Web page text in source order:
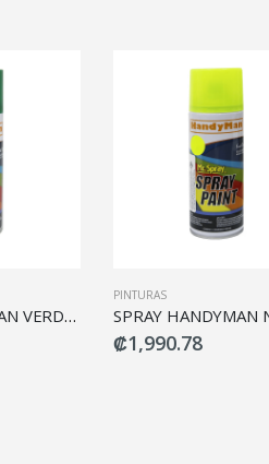
SPRAY HANDYMAN VERDE G013
PINTURAS
₡1,990.78